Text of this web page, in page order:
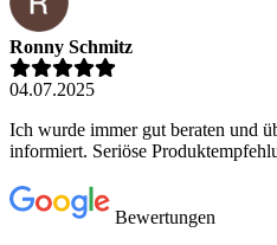
Ronny Schmitz
04.07.2025
Ich wurde immer gut beraten und
informiert. Seriöse
Bewertungen